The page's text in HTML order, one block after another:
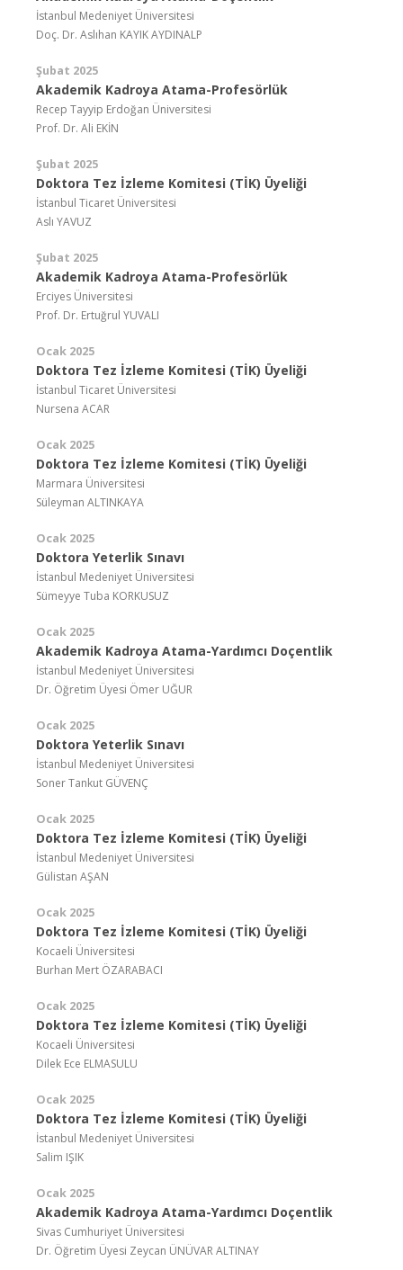
İstanbul Medeniyet Üniversitesi
Doç. Dr. Aslıhan KAYIK AYDINALP
Şubat 2025
Akademik Kadroya Atama-Profesörlük
Recep Tayyip Erdoğan Üniversitesi
Prof. Dr. Ali EKİN
Şubat 2025
Doktora Tez İzleme Komitesi (TİK) Üyeliği
İstanbul Ticaret Üniversitesi
Aslı YAVUZ
Şubat 2025
Akademik Kadroya Atama-Profesörlük
Erciyes Üniversitesi
Prof. Dr. Ertuğrul YUVALI
Ocak 2025
Doktora Tez İzleme Komitesi (TİK) Üyeliği
İstanbul Ticaret Üniversitesi
Nursena ACAR
Ocak 2025
Doktora Tez İzleme Komitesi (TİK) Üyeliği
Marmara Üniversitesi
Süleyman ALTINKAYA
Ocak 2025
Doktora Yeterlik Sınavı
İstanbul Medeniyet Üniversitesi
Sümeyye Tuba KORKUSUZ
Ocak 2025
Akademik Kadroya Atama-Yardımcı Doçentlik
İstanbul Medeniyet Üniversitesi
Dr. Öğretim Üyesi Ömer UĞUR
Ocak 2025
Doktora Yeterlik Sınavı
İstanbul Medeniyet Üniversitesi
Soner Tankut GÜVENÇ
Ocak 2025
Doktora Tez İzleme Komitesi (TİK) Üyeliği
İstanbul Medeniyet Üniversitesi
Gülistan AŞAN
Ocak 2025
Doktora Tez İzleme Komitesi (TİK) Üyeliği
Kocaeli Üniversitesi
Burhan Mert ÖZARABACI
Ocak 2025
Doktora Tez İzleme Komitesi (TİK) Üyeliği
Kocaeli Üniversitesi
Dilek Ece ELMASULU
Ocak 2025
Doktora Tez İzleme Komitesi (TİK) Üyeliği
İstanbul Medeniyet Üniversitesi
Salim IŞIK
Ocak 2025
Akademik Kadroya Atama-Yardımcı Doçentlik
Sivas Cumhuriyet Üniversitesi
Dr. Öğretim Üyesi Zeycan ÜNÜVAR ALTINAY